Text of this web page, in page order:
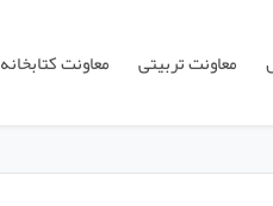
معاونت تربیتی معاونت کتابخانه